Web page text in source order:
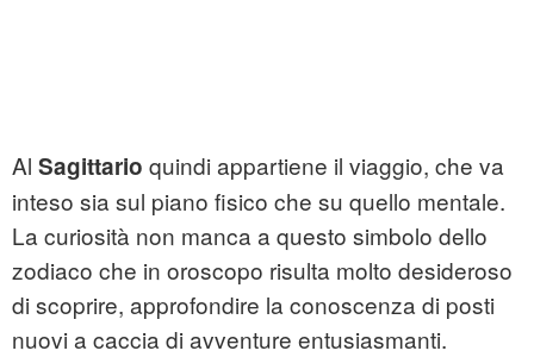
Al Sagittario quindi appartiene il viaggio, che va
inteso sia sul piano fisico che su quello mentale.
La curiosità non manca a questo simbolo dello
zodiaco che in oroscopo risulta molto desideroso
di scoprire, approfondire la conoscenza di posti
nuovi a caccia di avventure entusiasmanti.